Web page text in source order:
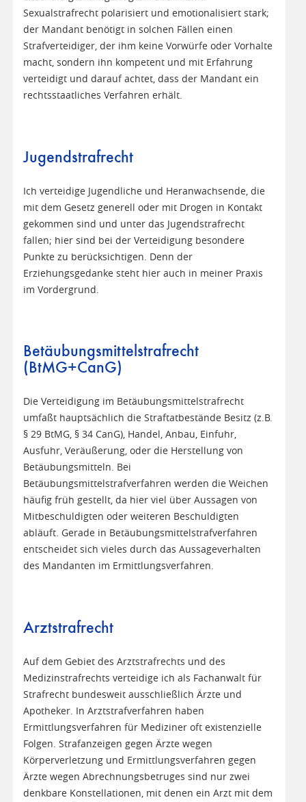
Sexualstrafrecht polarisiert und emotionalisiert stark;
der Mandant benötigt in solchen Fällen einen
Strafverteidiger, der ihm keine Vorwürfe oder Vorhalte
macht, sondern ihn kompetent und mit Erfahrung
verteidigt und darauf achtet, dass der Mandant ein
rechtsstaatliches Verfahren erhält.
Jugendstrafrecht
Ich verteidige Jugendliche und Heranwachsende, die
mit dem Gesetz generell oder mit Drogen in Kontakt
gekommen sind und unter das Jugendstrafrecht
fallen; hier sind bei der Verteidigung besondere
Punkte zu berücksichtigen. Denn der
Erziehungsgedanke steht hier auch in meiner Praxis
im Vordergrund.
Betäubungsmittelstrafrecht
(BtMG+CanG)
Die Verteidigung im Betäubungsmittelstrafrecht
umfaßt hauptsächlich die Straftatbestände Besitz (z.B.
§ 29 BtMG, § 34 CanG), Handel, Anbau, Einfuhr,
Ausfuhr, Veräußerung, oder die Herstellung von
Betäubungsmitteln. Bei
Betäubungsmittelstrafverfahren werden die Weichen
häufig früh gestellt, da hier viel über Aussagen von
Mitbeschuldigten oder weiteren Beschuldigten
abläuft. Gerade in Betäubungsmittelstrafverfahren
entscheidet sich vieles durch das Aussageverhalten
des Mandanten im Ermittlungsverfahren.
Arztstrafrecht
Auf dem Gebiet des Arztstrafrechts und des
Medizinstrafrechts verteidige ich als Fachanwalt für
Strafrecht bundesweit ausschließlich Ärzte und
Apotheker. In Arztstrafverfahren haben
Ermittlungsverfahren für Mediziner oft existenzielle
Folgen. Strafanzeigen gegen Ärzte wegen
Körperverletzung und Ermittlungsverfahren gegen
Ärzte wegen Abrechnungsbetruges sind nur zwei
denkbare Konstellationen, mit denen ein Arzt mit dem